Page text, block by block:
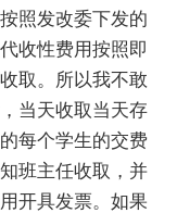
照发改委下发的
收性费用按照即
取。所以我不敢
当天收取当天存
每个学生的交费
班主任收取，并
开具发票。如果